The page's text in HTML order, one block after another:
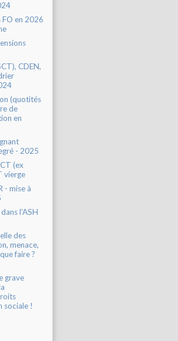
FO en 2026
CDEN,
(quotités
de
en
- 2025
(ex
vierge
- mise à
l'ASH
des
menace,
faire ?
grave
sociale !